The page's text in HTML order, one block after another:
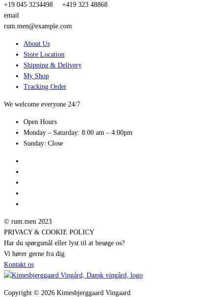
+19 045 3234498
+419 323 48868
email
rum.men@example.com
About Us
Store Location
Shipping & Delivery
My Shop
Tracking Order
We welcome everyone 24/7
Open Hours
Monday – Saturday: 8:00 am – 4:00pm
Sunday: Close
© rum.men 2023
PRIVACY & COOKIE POLICY
Har du spørgsmål eller lyst til at besøge os?
Vi hører gerne fra dig
Kontakt os
Copyright © 2026 Kimesbjerggaard Vingaard